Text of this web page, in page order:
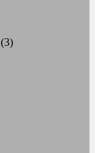
(3)